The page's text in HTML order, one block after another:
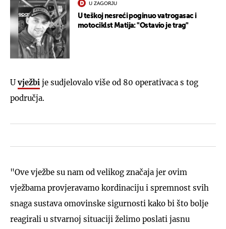
U ZAGORJU
U teškoj nesreći poginuo vatrogasac i
motociklst Matija: "Ostavio je trag"
Uvježbi je sudjelovalo više od 80 operativaca s tog
područja.
"Ove vježbe su nam od velikog značaja jer ovim
vježbama provjeravamo kordinaciju i spremnost svih
snaga sustava omovinske sigurnosti kako bi što bolje
reagirali u stvarnoj situaciji želimo poslati jasnu